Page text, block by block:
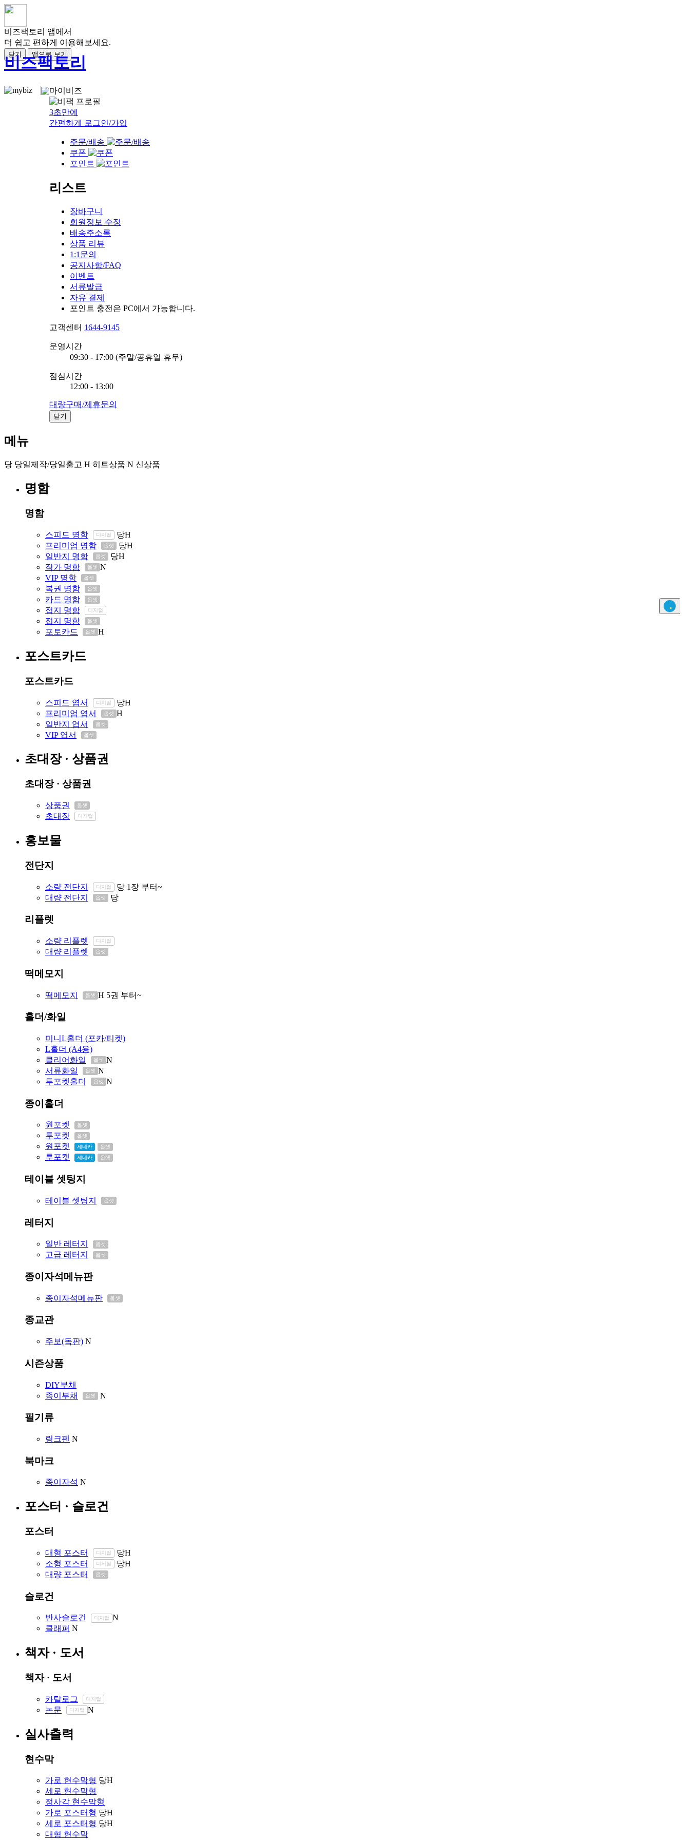
비즈팩토리 앱에서
더 쉽고 편하게 이용해보세요.
닫기 앱으로 보기
비즈팩토리
마이비즈
3초만에
간편하게 로그인/가입
주문/배송
쿠폰
포인트
리스트
장바구니
회원정보 수정
배송주소록
상품 리뷰
1:1문의
공지사항/FAQ
이벤트
서류발급
자유 결제
포인트 충전은 PC에서 가능합니다.
고객센터 1644-9145
운영시간
09:30 - 17:00 (주말/공휴일 휴무)
점심시간
12:00 - 13:00
대량구매/제휴문의
닫기
메뉴
당 당일제작/당일출고 H 히트상품 N 신상품
명함
명함
스피드 명함 디지털 당H
프리미엄 명함
옵셋 당H
일반지 명함
옵셋 당H
작가 명함
옵셋 N
VIP 명함
옵셋
복권 명함 옵셋
카드 명함 옵셋
접지 명함 디지털
접지 명함 옵셋
포토카드 옵셋 H
포스트카드
포스트카드
스피드 엽서 디지털 당H
프리미엄 엽서
옵셋
H
일반지 엽서
옵셋
VIP 엽서 옵셋
초대장 · 상품권
초대장 · 상품권
상품권 옵셋
초대장 디지털
홍보물
전단지
소량 전단지 디지털 당 1장 부터~
대량 전단지
옵셋 당
리플렛
소량 리플렛 디지털
대량 리플렛 옵셋
떡메모지
떡메모지 옵셋 H 5권 부터~
홀더/화일
미니L홀더 (포카/티켓)
L홀더 (A4용)
클리어화일
옵셋 N
서류화일
옵셋 N
투포켓홀더
옵셋 N
종이홀더
원포켓 옵셋
투포켓 옵셋
원포켓 세네카 옵셋
투포켓 세네카 옵셋
테이블 셋팅지
테이블 셋팅지 옵셋
레터지
일반 레터지 옵셋
고급 레터지 옵셋
종이자석메뉴판
종이자석메뉴판 옵셋
종교관
주보(독판) N
시즌상품
DIY부채
종이부채
옵셋 N
필기류
링크펜 N
북마크
종이자석 N
포스터 · 슬로건
포스터
대형 포스터 디지털 당H
소형 포스터
디지털 당H
대량 포스터
옵셋
슬로건
반사슬로건 디지털
N
클래퍼 N
책자 · 도서
책자 · 도서
카탈로그 디지털
논문 디지털 N
실사출력
현수막
가로 현수막형 당H
세로 현수막형
정사각 현수막형
가로 포스터형 당H
세로 포스터형 당H
대형 현수막